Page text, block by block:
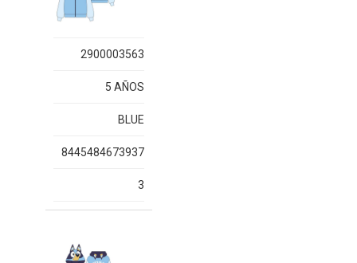
2900003563
5 AÑOS
BLUE
8445484673937
3